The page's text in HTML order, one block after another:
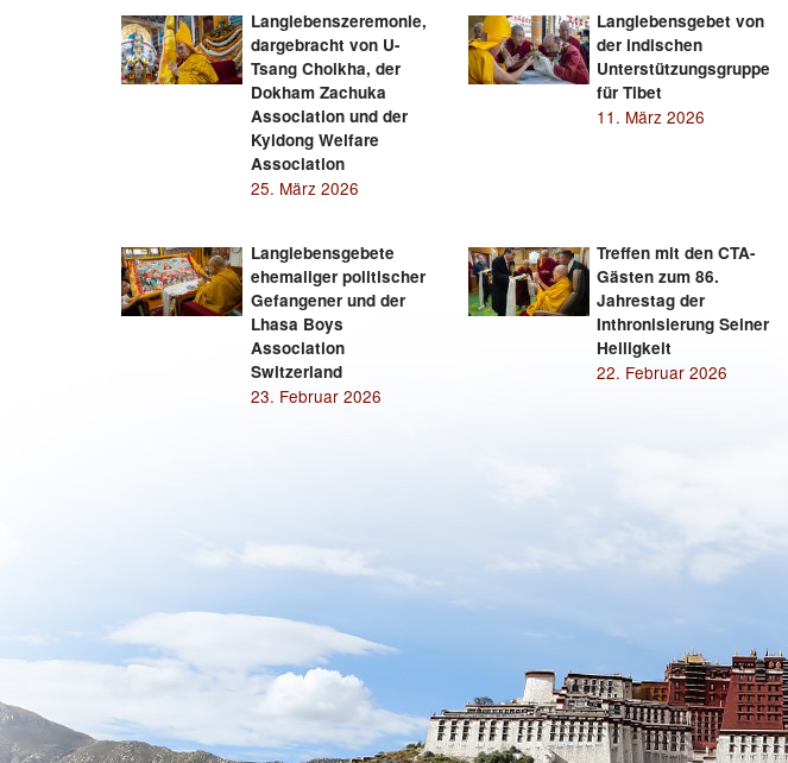
Langlebenszeremonie,
dargebracht von U-
Tsang Cholkha, der
Dokham Zachuka
Association und der
Kyidong Welfare
Association
25. März 2026
Langlebensgebet von
der indischen
Unterstützungsgruppe
für Tibet
11. März 2026
Langlebensgebete
ehemaliger politischer
Gefangener und der
Lhasa Boys
Association
Switzerland
23. Februar 2026
Treffen mit den CTA-
Gästen zum 86.
Jahrestag der
Inthronisierung Seiner
Heiligkeit
22. Februar 2026